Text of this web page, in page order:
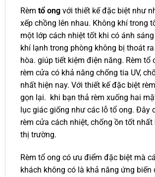
Rèm tổ ong với thiết kế đặc biệt như
xếp chồng lên nhau. Không khí trong
một lớp cách nhiệt tốt khi có ánh
khí lạnh trong phòng không bị thoát
hòa. giúp tiết kiệm điện năng. Rèm tổ
rèm cửa có khả năng chống tia UV,
nhất hiện nay. Với thiết kế đặc biệt
gọn lại. khi bạn thả rèm xuống hai
lục giác giống như các lỗ tổ ong. Đây
rèm cửa cách nhiệt, chống ồn tốt nhất
thị trường.
Rèm tổ ong có ưu điểm đặc biệt mà
khách không có là khả năng ứng biến